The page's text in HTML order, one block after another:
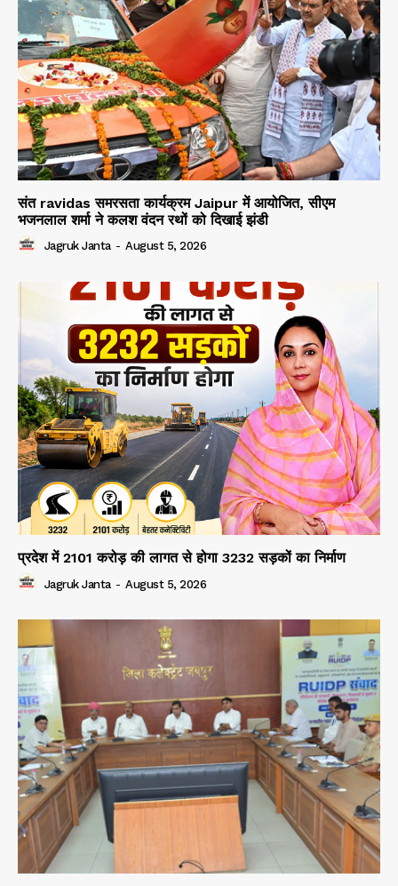
संत ravidas समरसता कार्यक्रम Jaipur में आयोजित, सीएम
भजनलाल शर्मा ने कलश वंदन रथों को दिखाई झंडी
Jagruk Janta - August 5, 2026
प्रदेश में 2101 करोड़ की लागत से होगा 3232 सड़कों का निर्माण
Jagruk Janta - August 5, 2026